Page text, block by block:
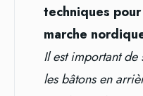
techniques
marche
Il est important
les bâtons en